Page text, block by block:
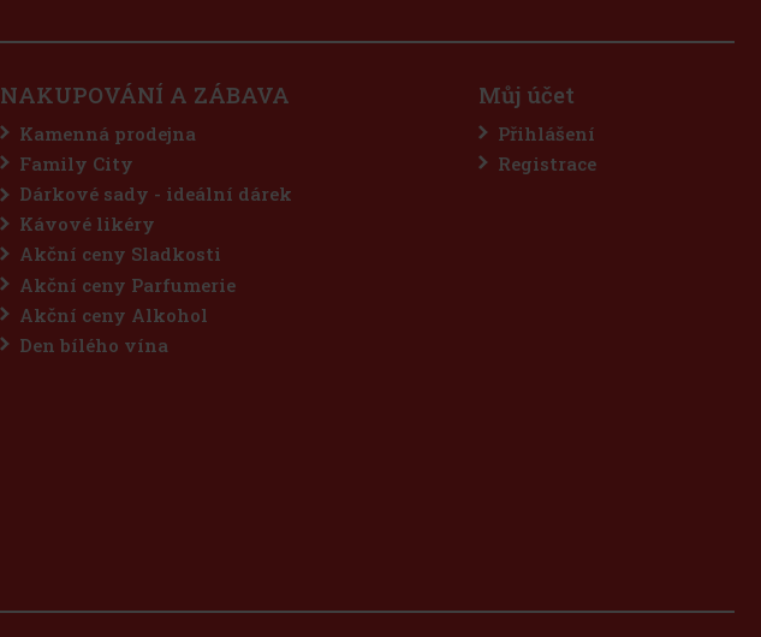
NAKUPOVÁNÍ A ZÁBAVA
Kamenná prodejna
Family City
Dárkové sady - ideální dárek
Kávové likéry
Akční ceny Sladkosti
Akční ceny Parfumerie
Akční ceny Alkohol
Den bílého vína
Můj účet
Přihlášení
Registrace